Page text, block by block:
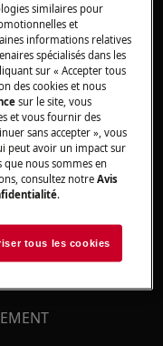
AUX YEUX
vous effectuez
de réparation
similaires pour
et
informations relatives
spécialisés dans les
sur « Accepter tous
des cookies et nous
sur le site, vous
et vous fournir des
sans accepter », vous
peut avoir un impact sur
que nous sommes en
consultez notreAvis
.
tous les cookies